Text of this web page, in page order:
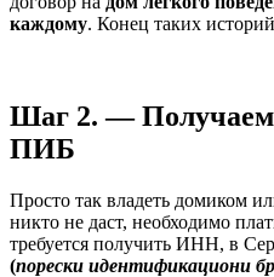
каждому. Конец таких
Шаг 2. —
ПИБ
Просто так владеть домиком
никто не даст, необходимо
требуется получить ИНН, в
(порески идентификациони